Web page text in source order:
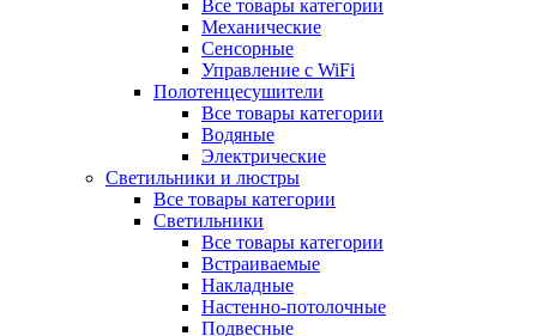
Все товары категории
Механические
Сенсорные
Управление с WiFi
Полотенцесушители
Все товары категории
Водяные
Электрические
Светильники и люстры
Все товары категории
Светильники
Все товары категории
Встраиваемые
Накладные
Настенно-потолочные
Подвесные